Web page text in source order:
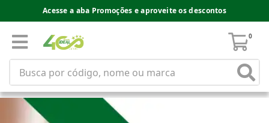
Acesse a aba Promoções e aproveite os descontos
0